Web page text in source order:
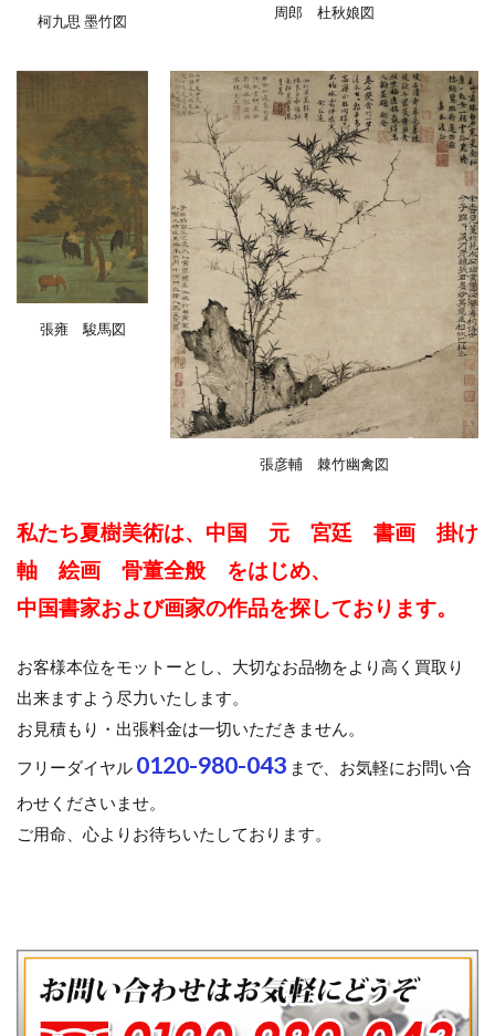
柯九思 墨竹図
周郎 杜秋娘図
張雍 駿馬図
張彦輔 棘竹幽禽図
私たち夏樹美術は、中国 元 宮廷 書画 掛け
軸 絵画 骨董全般 をはじめ、
中国書家および画家の作品を探しております。
お客様本位をモットーとし、大切なお品物をより高く買取り
出来ますよう尽力いたします。
お見積もり・出張料金は一切いただきません。
フリーダイヤル 0120-980-043 まで、お気軽にお問い合
わせくださいませ。
ご用命、心よりお待ちいたしております。